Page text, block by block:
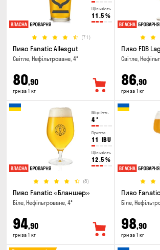
Щільність
11.5 %
(71)
Пиво Fanatic Allesgut
Світле, Нефільтроване, 4°
80,90
грн за 1 кг
Пиво FDB
Світле,
86,90
грн за 1 кг
Міцність
4°
Гіркота
11 IBU
Щільність
12.5 %
(8)
Пиво Fanatic «Бланшер»
Біле, Нефільтроване, 4°
94,90
грн за 1 кг
Пиво
Біле,
98,90
грн за 1 кг